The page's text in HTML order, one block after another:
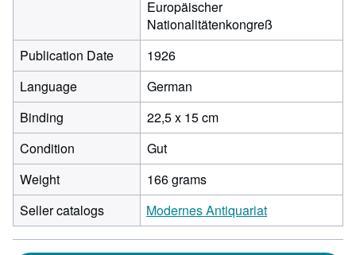
Europäischer
Nationalitätenkongreß
Publication Date
1926
Language
German
Binding
22,5 x 15 cm
Condition
Gut
Weight
166 grams
Seller catalogs
Modernes Antiquariat